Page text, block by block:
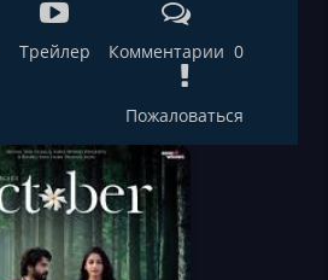
Трейлер Комментарии 0
Пожаловаться